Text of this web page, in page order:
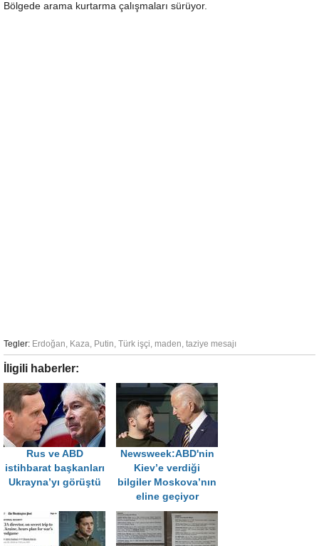
Bölgede arama kurtarma çalışmaları sürüyor.
Tegler: Erdoğan, Kaza, Putin, Türk işçi, maden, taziye mesajı
İligili haberler:
Rus ve ABD
istihbarat başkanları
Ukrayna’yı görüştü
Newsweek:ABD'nin
Kiev’e verdiği
bilgiler Moskova’nın
eline geçiyor